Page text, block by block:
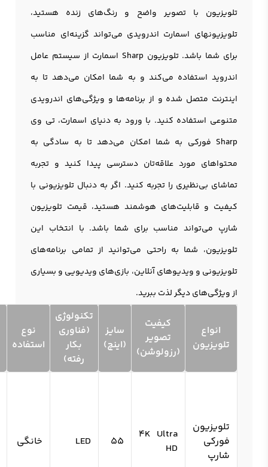
تلويزيون با تصویر واضح و رنگ‌های زنده هستید،
تلويزيونهای اسمارت اندرویدی می‌تواند گزینه‌ای مناسب
برای شما باشد. تلويزیون Sharp اسمارت از سیستم عامل
اندروید استفاده می‌کند و به شما امکان می‌دهد تا به
اینترنت متصل شده و از برنامه‌ها و ویژگی‌های اندرویدی
متنوعی استفاده کنید. با ورود به دنیای اسمارت، تی وی
Sharp فورکی به شما امکان می‌دهد تا به سادگی به
محتواهای مورد علاقه‌تان دسترسی پیدا کنید و تجربه
تماشای بی‌نظیری را تجربه کنید. اگر به دنبال تلويزيونی با
کیفیت و قابلیت‌های هوشمند هستید، قیمت تلویزیون
شارپ می‌تواند مناسب برای شما باشد. با انتخاب این
تلويزيون، شما به راحتی می‌توانید از تمامی برنامه‌های
تلويزيونی و ویدیوهای آنلاین، بازی‌های ویدیویی و بسیاری
از ویژگی‌های دیگر لذت ببرید.
انواع
تلویزیون
کیفیت
تصویر
(رزولوشن)
سایز
(اینچ)
تکنولوژی
(فناوری
بکار
رفته)
نوع
استفاده
تلویزیون
فورکی
شارپ
4K Ultra
HD
55
LED خانگی